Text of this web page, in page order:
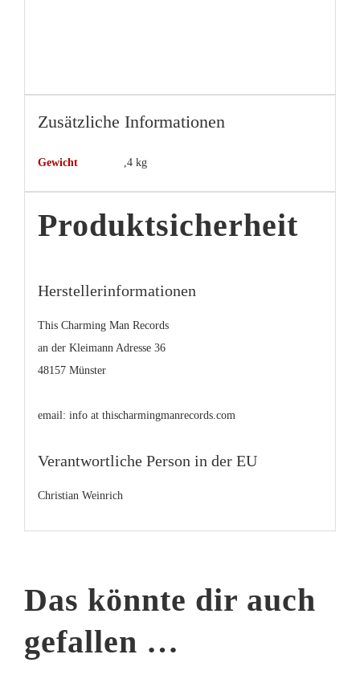
Zusätzliche Informationen
Gewicht ,4 kg
Produktsicherheit
Herstellerinformationen
This Charming Man Records
an der Kleimann Adresse 36
48157 Münster
email: info at thischarmingmanrecords.com
Verantwortliche Person in der EU
Christian Weinrich
Das könnte dir auch
gefallen …